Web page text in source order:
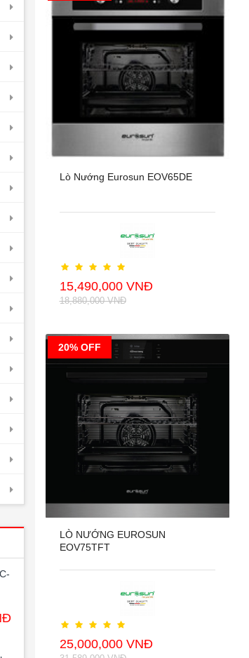
Lò Nướng Eurosun EOV65DE
15,490,000 VNĐ
18,880,000 VNĐ
20% OFF
LÒ NƯỚNG EUROSUN
EOV75TFT
25,000,000 VNĐ